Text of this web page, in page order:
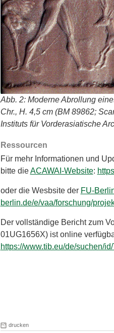
Abb. 2: Moderne Abrollung
Chr., H. 4,5 cm (BM 89862;
Instituts für Vorderasiatische
Ressourcen
Für mehr Informationen und
bitte dieACAWAI-Website:
oder die Wesbsite der FU-
berlin.de/e/vaa/forschung/
Der vollständige Bericht zum
01UG1656X) ist online
https://www.tib.eu/de/suchen/
drucken